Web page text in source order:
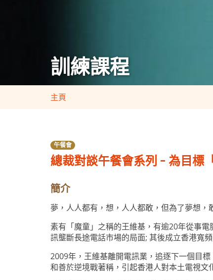
訓練課程
主頁
午餐會
總裁對談午餐會系列 - 為目標
簡介
夢，人人都有，想，人人都敢，但為了夢想
素有「魔童」之稱的王維基，有逾20年從事
訊壟斷長途電話市場的局面; 其後成立香港寬
2009年，王維基離開電訊業，追逐下一個目
和善於逆境戰著稱，引起香港人對本土電視文